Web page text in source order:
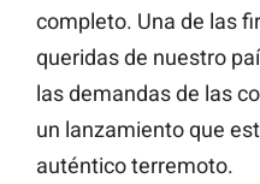
completo. Una de las
queridas de nuestro
las demandas de las
un lanzamiento que
auténtico terremoto.